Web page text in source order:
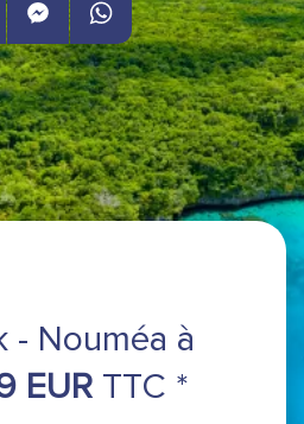
MessengerWhatsApp
- Nouméa à
EUR TTC *